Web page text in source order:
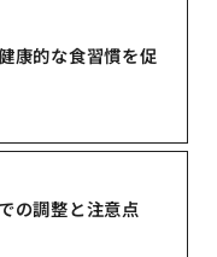
康的な食習慣を促
の調整と注意点